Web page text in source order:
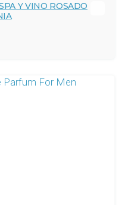
Y VINO ROSADO